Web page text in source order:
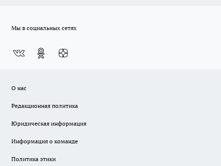
Мы в социальных сетях
О нас
Редакционная политика
Юридическая информация
Информация о команде
Политика этики